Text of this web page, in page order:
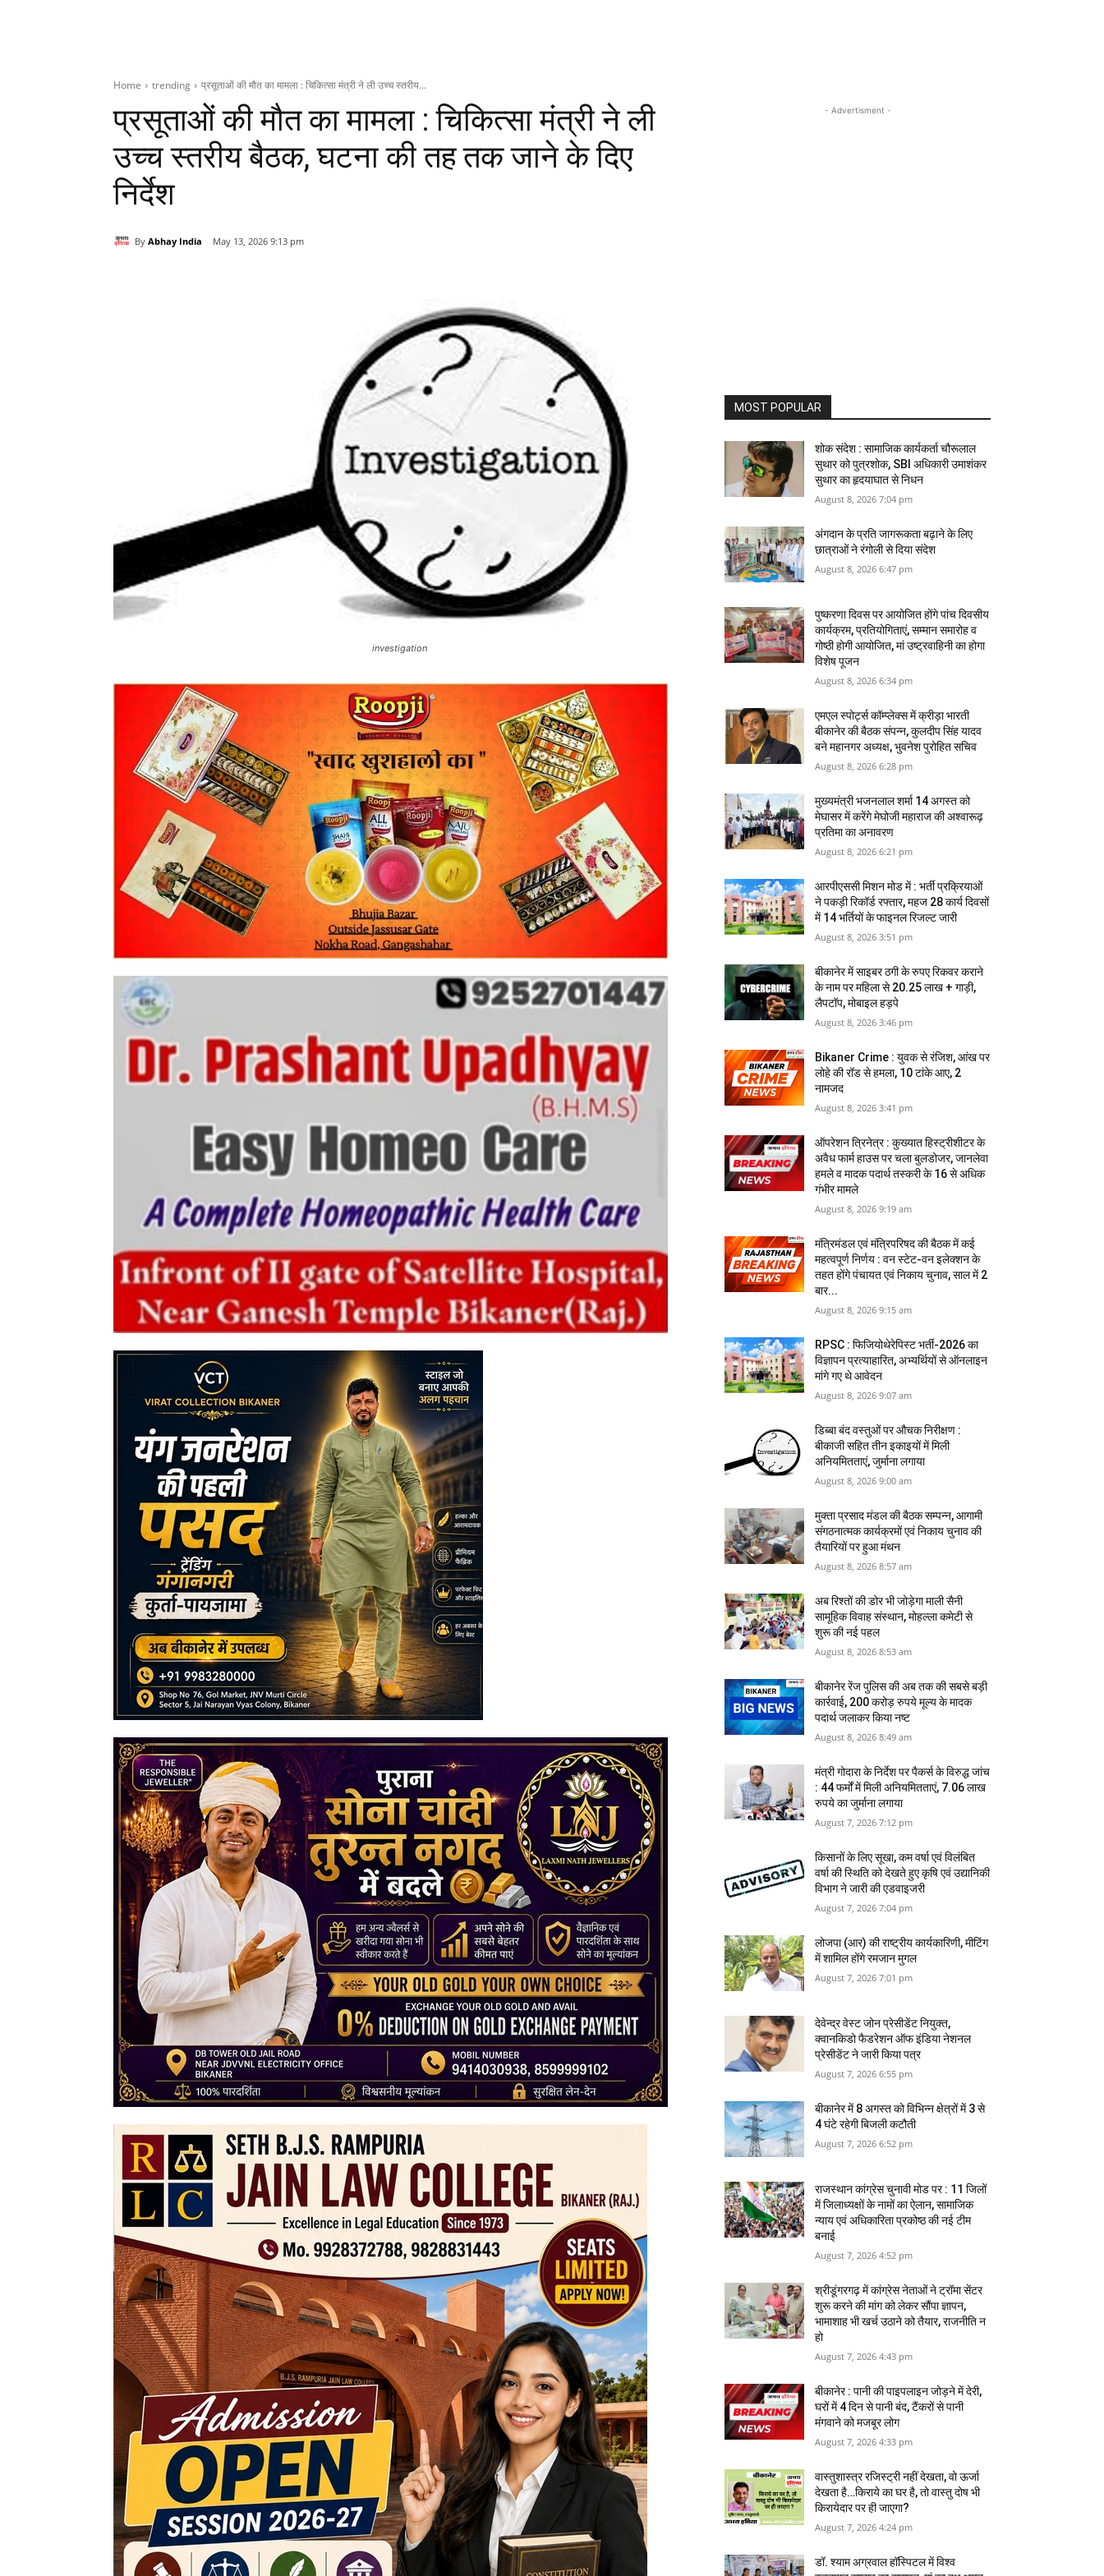
Home trending प्रसूताओं की मौत का मामला : चिकित्सा मंत्री ने ली उच्च स्तरीय...
प्रसूताओं की मौत का मामला : चिकित्सा मंत्री ने ली
उच्च स्तरीय बैठक, घटना की तह तक जाने के दिए
निर्देश
By Abhay India May 13, 2026 9:13 pm
investigation
- Advertisment -
MOST POPULAR
शोक संदेश : सामाजिक कार्यकर्ता चौरूलाल
सुथार को पुत्रशोक, SBI अधिकारी उमाशंकर
सुथार का हृदयाघात से निधन
August 8, 2026 7:04 pm
अंगदान के प्रति जागरूकता बढ़ाने के लिए
छात्राओं ने रंगोली से दिया संदेश
August 8, 2026 6:47 pm
पुष्करणा दिवस पर आयोजित होंगे पांच दिवसीय
कार्यक्रम, प्रतियोगिताएं, सम्मान समारोह व
गोष्ठी होगी आयोजित, मां उष्‍ट्रवाहिनी का होगा
विशेष पूजन
August 8, 2026 6:34 pm
एमएल स्पोर्ट्स कॉम्प्लेक्स में क्रीड़ा भारती
बीकानेर की बैठक संपन्न, कुलदीप सिंह यादव
बने महानगर अध्यक्ष, भुवनेश पुरोहित सचिव
August 8, 2026 6:28 pm
मुख्यमंत्री भजनलाल शर्मा 14 अगस्त को
मेघासर में करेंगे मेघोजी महाराज की अश्वारूढ़
प्रतिमा का अनावरण
August 8, 2026 6:21 pm
आरपीएससी मिशन मोड में : भर्ती प्रक्रियाओं
ने पकड़ी रिकॉर्ड रफ्तार, महज 28 कार्य दिवसों
में 14 भर्तियों के फाइनल रिजल्ट जारी
August 8, 2026 3:51 pm
बीकानेर में साइबर ठगी के रुपए रिकवर कराने
के नाम पर महिला से 20.25 लाख + गाड़ी,
लैपटॉप, मोबाइल हड़पे
August 8, 2026 3:46 pm
Bikaner Crime : युवक से रंजिश, आंख पर
लोहे की रॉड से हमला, 10 टांके आए, 2
नामजद
August 8, 2026 3:41 pm
ऑपरेशन त्रिनेत्र : कुख्यात हिस्ट्रीशीटर के
अवैध फार्म हाउस पर चला बुलडोजर, जानलेवा
हमले व मादक पदार्थ तस्करी के 16 से अधिक
गंभीर मामले
August 8, 2026 9:19 am
मंत्रिमंडल एवं मंत्रिपरिषद की बैठक में कई
महत्वपूर्ण निर्णय : वन स्टेट-वन इलेक्शन के
तहत होंगे पंचायत एवं निकाय चुनाव, साल में 2
बार...
August 8, 2026 9:15 am
RPSC : फिजियोथेरेपिस्ट भर्ती-2026 का
विज्ञापन प्रत्याहारित, अभ्‍यर्थियों से ऑनलाइन
मांगे गए थे आवेदन
August 8, 2026 9:07 am
डिब्बा बंद वस्तुओं पर औचक निरीक्षण :
बीकाजी सहित तीन इकाइयों में मिली
अनियमितताएं, जुर्माना लगाया
August 8, 2026 9:00 am
मुक्ता प्रसाद मंडल की बैठक सम्पन्न, आगामी
संगठनात्मक कार्यक्रमों एवं निकाय चुनाव की
तैयारियों पर हुआ मंथन
August 8, 2026 8:57 am
अब रिश्तों की डोर भी जोड़ेगा माली सैनी
सामूहिक विवाह संस्थान, मोहल्ला कमेटी से
शुरू की नई पहल
August 8, 2026 8:53 am
बीकानेर रेंज पुलिस की अब तक की सबसे बड़ी
कार्रवाई, 200 करोड़ रुपये मूल्य के मादक
पदार्थ जलाकर किया नष्‍ट
August 8, 2026 8:49 am
मंत्री गोदारा के निर्देश पर पैकर्स के विरुद्ध जांच
: 44 फर्मों में मिली अनियमितताएं, 7.06 लाख
रुपये का जुर्माना लगाया
August 7, 2026 7:12 pm
किसानों के लिए सूखा, कम वर्षा एवं विलंबित
वर्षा की स्थिति को देखते हुए कृषि एवं उद्यानिकी
विभाग ने जारी की एडवाइजरी
August 7, 2026 7:04 pm
लोजपा (आर) की राष्ट्रीय कार्यकारिणी, मीटिंग
में शामिल होंगे रमजान मुगल
August 7, 2026 7:01 pm
देवेन्द्र वेस्ट जोन प्रेसीडेंट नियुक्त,
क्वानकिडो फैडरेशन ऑफ इंडिया नेशनल
प्रेसीडेंट ने जारी किया पत्र
August 7, 2026 6:55 pm
बीकानेर में 8 अगस्‍त को विभिन्‍न क्षेत्रों में 3 से
4 घंटे रहेगी बिजली कटौती
August 7, 2026 6:52 pm
राजस्‍थान कांग्रेस चुनावी मोड पर : 11 जिलों
में जिलाध्‍यक्षों के नामों का ऐलान, सामाजिक
न्‍याय एवं अधिकारिता प्रकोष्‍ठ की नई टीम
बनाई
August 7, 2026 4:52 pm
श्रीडूंगरगढ़ में कांग्रेस नेताओं ने ट्रॉमा सेंटर
शुरू करने की मांग को लेकर सौंपा ज्ञापन,
भामाशाह भी खर्च उठाने को तैयार, राजनीति न
हो
August 7, 2026 4:43 pm
बीकानेर : पानी की पाइपलाइन जोड़ने में देरी,
घरों में 4 दिन से पानी बंद, टैंकरों से पानी
मंगवाने को मजबूर लोग
August 7, 2026 4:33 pm
वास्‍तुशास्‍त्र रजिस्‍ट्री नहीं देखता, वो ऊर्जा
देखता है…किराये का घर है, तो वास्तु दोष भी
किरायेदार पर ही जाएगा?
August 7, 2026 4:24 pm
डॉ. श्याम अग्रवाल हॉस्पिटल में विश्व